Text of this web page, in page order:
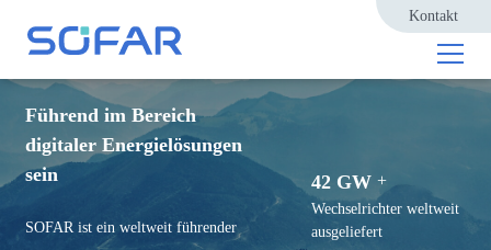
Kontakt
Führend im Bereich
digitaler Energielösungen
sein
SOFAR ist ein weltweit führender
42 GW +
Wechselrichter weltweit
ausgeliefert